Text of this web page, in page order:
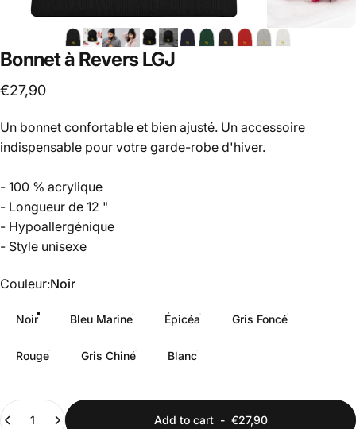
Bonnetà ReversLGJ
€27,90
Un bonnet confortable et bien ajusté. Un accessoire
indispensable pour votre garde-robe d'hiver.
- 100 % acrylique
- Longueur de 12 "
- Hypoallergénique
- Style unisexe
Couleur
Couleur:Noir
Noir Bleu Marine Épicéa Gris Foncé
Rouge Gris Chiné Blanc
Quantity
Add to cart- €27,90